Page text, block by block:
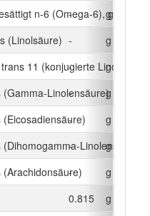
n-6 (Omega-6), gesamt
-
g
(Linolsäure) -
g
11 (konjugierte Linolsäure)
-
g
Linolensäure)
-
g
-
g
Linolensäure)
-
g
-
g
0.815
g